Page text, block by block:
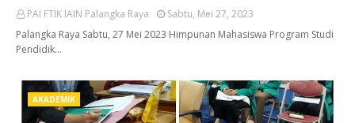
PAI FTIK IAIN Palangka Raya
Sabtu, Mei 27, 2023
Palangka Raya Sabtu, 27 Mei 2023 Himpunan Mahasiswa Program Studi
Pendidik…
AKADEMIK